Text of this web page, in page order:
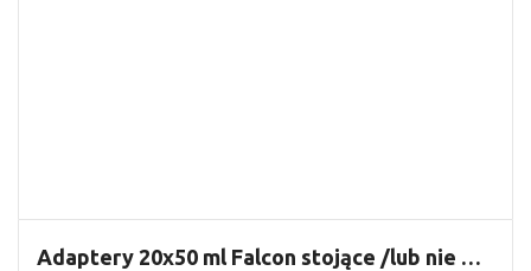
Adaptery 20x50 ml Falcon stojące /lub nie RE472